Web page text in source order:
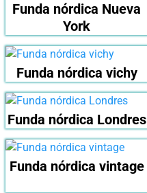
Funda nórdica Nueva
York
Funda nórdica vichy
Funda nórdica Londres
Funda nórdica vintage